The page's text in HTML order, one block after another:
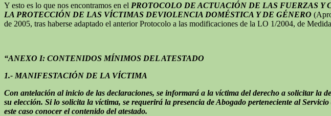
Y esto es lo que nos encontramos en el PROTOCOLO DE ACTUACIÓN DE LAS FUERZAS Y
LA PROTECCIÓN DE LAS VÍCTIMAS DEVIOLENCIA DOMÉSTICA Y DE GÉNERO
de 2005, tras haberse adaptado el anterior Protocolo a las modificaciones de la LO 1/2004, de
“ANEXO I: CONTENIDOS MÍNIMOS DEL ATESTADO
1.- MANIFESTACIÓN DE LA VÍCTIMA
Con antelación al inicio de las declaraciones, se informará a la víctima del derecho a solicitar la
su elección. Si lo solicita la víctima, se requerirá la presencia de Abogado perteneciente al
este caso conocer el contenido del atestado.